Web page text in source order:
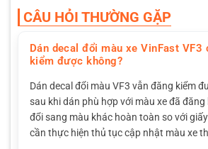
CÂU HỎI THƯỜNG GẶP
Dán decal đổi màu xe VinFast VF3
kiểm được không?
Dán decal đổi màu VF3 vẫn đăng kiểm
sau khi dán phù hợp với màu xe đã đăng
đổi sang màu khác hoàn toàn so với
cần thực hiện thủ tục cập nhật màu xe